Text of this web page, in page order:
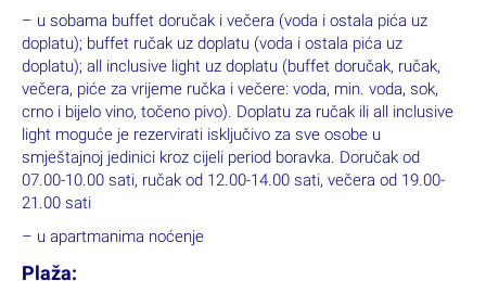
dvosobni apartman potpunim.
Usluga:
– u sobama buffet doručak i večera (voda i ostala pića uz
doplatu); buffet ručak uz doplatu (voda i ostala pića uz
doplatu); all inclusive light uz doplatu (buffet doručak, ručak,
večera, piće za vrijeme ručka i večere: voda, min. voda, sok,
crno i bijelo vino, točeno pivo). Doplatu za ručak ili all inclusive
light moguće je rezervirati isključivo za sve osobe u
smještajnoj jedinici kroz cijeli period boravka. Doručak od
07.00-10.00 sati, ručak od 12.00-14.00 sati, večera od 19.00-
21.00 sati